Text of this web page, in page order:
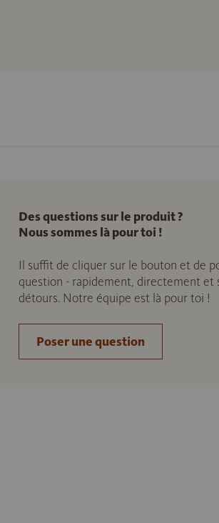
Des questions sur le produit ?
Nous sommes là pour toi !
Il suffit de cliquer sur le bouton et de
question - rapidement, directement et
détours. Notre équipe est là pour toi !
Poser une question